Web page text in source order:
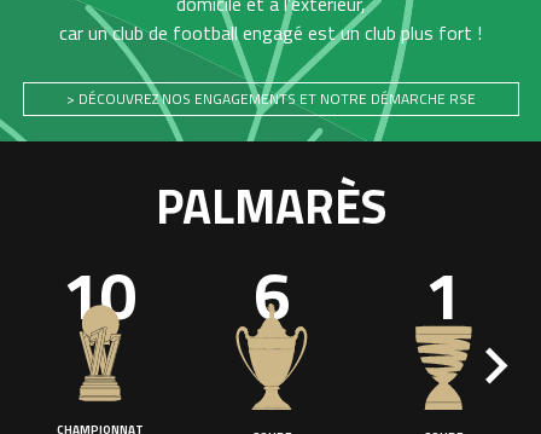
car un club de football engagé est un club plus fort !
> DÉCOUVREZ NOS ENGAGEMENTS ET NOTRE DÉMARCHE RSE
PALMARÈS
10
CHAMPIONNAT
6 1